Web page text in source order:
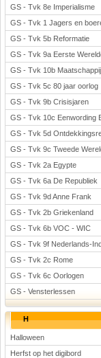
GS - Tvk 8e Imperialisme
GS - Tvk 1 Jagers en
GS - Tvk 5b Reformatie
GS - Tvk 9a Eerste
GS - Tvk 10b Maatschappij
GS - Tvk 5c 80 jaar oorlog
GS - Tvk 9b Crisisjaren
GS - Tvk 10c Eenwording
GS - Tvk 5d
GS - Tvk 9c Tweede
GS - Tvk 2a Egypte
GS - Tvk 6a De Republiek
GS - Tvk 9d Anne Frank
GS - Tvk 2b Griekenland
GS - Tvk 6b VOC - WIC
GS - Tvk 9f Nederlands-
GS - Tvk 2c Rome
GS - Tvk 6c Oorlogen
GS - Vensterlessen
H
Halloween
Herfst op het digibord